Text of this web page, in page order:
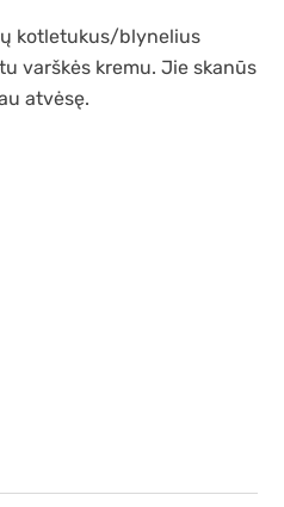
kotletukus/blynelius
varškės kremu. Jie skanūs
atvėsę.